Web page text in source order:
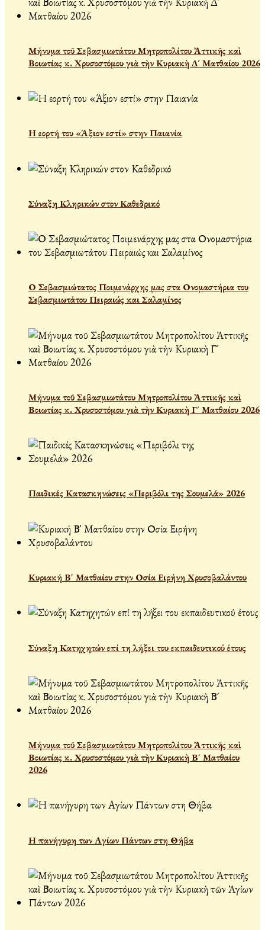
Μήνυμα τοῦ Σεβασμιωτάτου Μητροπολίτου Ἀττικῆς καὶ
Βοιωτίας κ. Χρυσοστόμου γιὰ τὴν Κυριακὴ Δ´ Ματθαίου 2026
Η εορτή του «Άξιον εστί» στην Παιανία
Σύναξη Κληρικών στον Καθεδρικό
Ο Σεβασμιώτατος Ποιμενάρχης μας στα Ονομαστήρια του
Σεβασμιωτάτου Πειραιώς και Σαλαμίνος
Μήνυμα τοῦ Σεβασμιωτάτου Μητροπολίτου Ἀττικῆς καὶ
Βοιωτίας κ. Χρυσοστόμου γιὰ τὴν Κυριακὴ Γ´ Ματθαίου 2026
Παιδικές Κατασκηνώσεις «Περιβόλι της Σουμελά» 2026
Κυριακή Β' Ματθαίου στην Οσία Ειρήνη Χρυσοβαλάντου
Σύναξη Κατηχητών επί τη λήξει του εκπαιδευτικού έτους
Μήνυμα τοῦ Σεβασμιωτάτου Μητροπολίτου Ἀττικῆς καὶ
Βοιωτίας κ. Χρυσοστόμου γιὰ τὴν Κυριακὴ Β´ Ματθαίου
2026
Η πανήγυρη των Αγίων Πάντων στη Θήβα